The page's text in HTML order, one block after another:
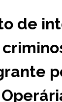
de